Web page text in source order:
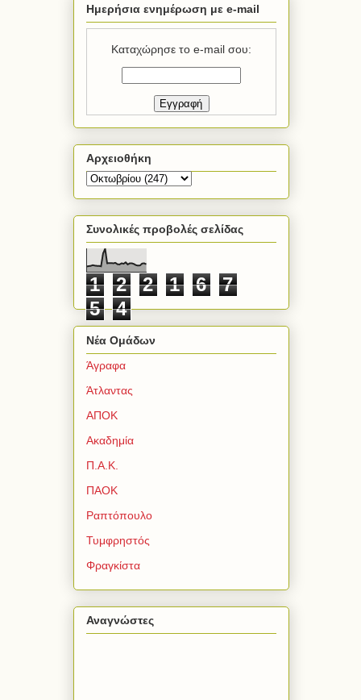
Ημερήσια ενημέρωση με e-mail
Καταχώρησε το e-mail σου:
Αρχειοθήκη
Συνολικές προβολές σελίδας
1 2 2 1 6
7
5
4
Νέα Ομάδων
Άγραφα
Άτλαντας
ΑΠΟΚ
Ακαδημία
Π.Α.Κ.
ΠΑΟΚ
Ραπτόπουλο
Τυμφρηστός
Φραγκίστα
Αναγνώστες